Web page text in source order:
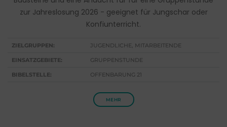
zur Jahreslosung 2026 - geeignet für Jungschar oder
Konfiunterricht.
ZIELGRUPPEN: JUGENDLICHE, MITARBEITENDE
EINSATZGEBIETE: GRUPPENSTUNDE
BIBELSTELLE: OFFENBARUNG 21
MEHR